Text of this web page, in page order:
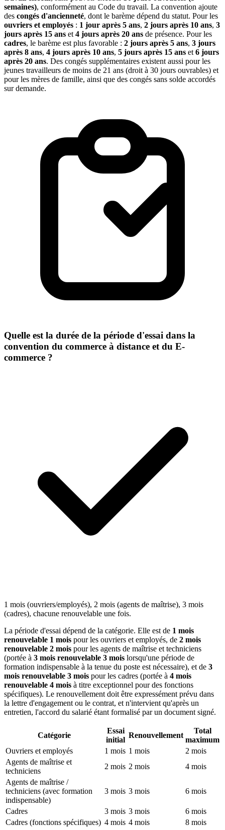
semaines), conformément au Code du travail. La convention ajoute
des congés d'ancienneté, dont le barème dépend du statut. Pour les
ouvriers et employés : 1 jour après 5 ans, 2 jours après 10 ans, 3
jours après 15 ans et 4 jours après 20 ans de présence. Pour les
cadres, le barème est plus favorable : 2 jours après 5 ans, 3 jours
après 8 ans, 4 jours après 10 ans, 5 jours après 15 ans et 6 jours
après 20 ans. Des congés supplémentaires existent aussi pour les
jeunes travailleurs de moins de 21 ans (droit à 30 jours ouvrables) et
pour les mères de famille, ainsi que des congés sans solde accordés
sur demande.
Quelle est la durée de la période d'essai dans la
convention du commerce à distance et du E-
commerce ?
1 mois (ouvriers/employés), 2 mois (agents de maîtrise), 3 mois
(cadres), chacune renouvelable une fois.
La période d'essai dépend de la catégorie. Elle est de 1 mois
renouvelable 1 mois pour les ouvriers et employés, de 2 mois
renouvelable 2 mois pour les agents de maîtrise et techniciens
(portée à 3 mois renouvelable 3 mois lorsqu'une période de
formation indispensable à la tenue du poste est nécessaire), et de 3
mois renouvelable 3 mois pour les cadres (portée à 4 mois
renouvelable 4 mois à titre exceptionnel pour des fonctions
spécifiques). Le renouvellement doit être expressément prévu dans
la lettre d'engagement ou le contrat, et n'intervient qu'après un
entretien, l'accord du salarié étant formalisé par un document signé.
Catégorie
Essai
initial
Renouvellement
Total
maximum
Ouvriers et employés
1 mois 1 mois
2 mois
Agents de maîtrise et
techniciens
2 mois 2 mois
4 mois
Agents de maîtrise /
techniciens (avec formation
indispensable)
3 mois 3 mois 6 mois
Cadres 3 mois 3 mois
6 mois
Cadres (fonctions spécifiques) 4 mois 4 mois 8 mois